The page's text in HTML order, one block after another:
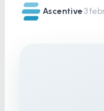
Ascentive·3